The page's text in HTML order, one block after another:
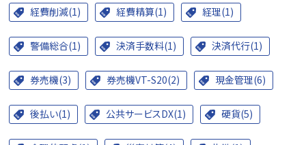
経費削減(1) 経費精算(1) 経理(1)
警備総合(1) 決済手数料(1) 決済代行(1)
券売機(3) 券売機VT-S20(2) 現金管理(6)
後払い(1) 公共サービスDX(1) 硬貨(5)